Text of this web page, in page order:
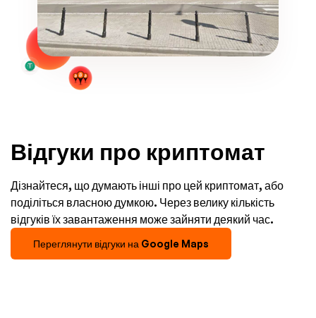
Відгуки про криптомат
Дізнайтеся, що думають інші про цей криптомат, або
поділіться власною думкою. Через велику кількість
відгуків їх завантаження може зайняти деякий час.
Переглянути відгуки на Google Maps